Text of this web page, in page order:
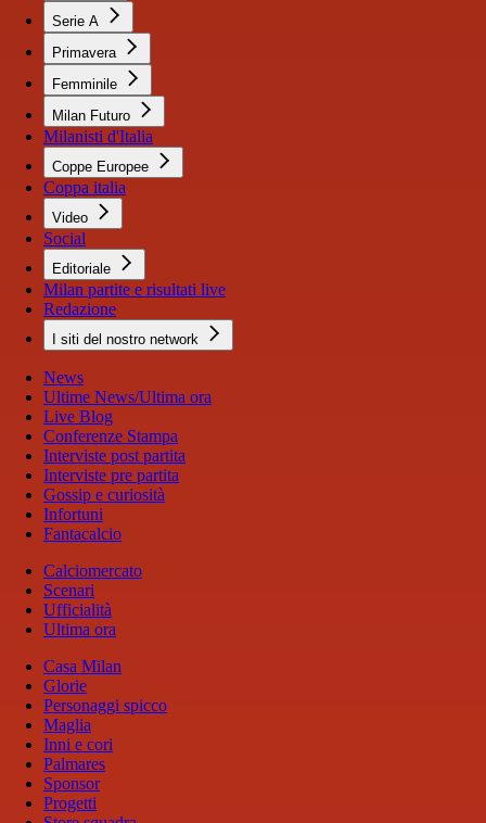
Serie A
Primavera
Femminile
Milan Futuro
Milanisti d'Italia
Coppe Europee
Coppa italia
Video
Social
Editoriale
Milan partite e risultati live
Redazione
I siti del nostro network
News
Ultime News/Ultima ora
Live Blog
Conferenze Stampa
Interviste post partita
Interviste pre partita
Gossip e curiosità
Infortuni
Fantacalcio
Calciomercato
Scenari
Ufficialità
Ultima ora
Casa Milan
Glorie
Personaggi spicco
Maglia
Inni e cori
Palmares
Sponsor
Progetti